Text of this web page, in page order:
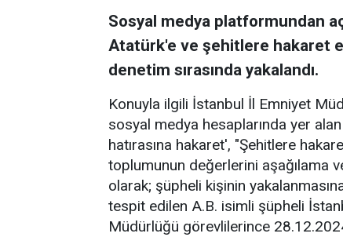
Sosyal medya platformundan
Atatürk'e ve şehitlere hakaret
denetim sırasında yakalandı.
Konuyla ilgili İstanbul İl Emniyet
sosyal medya hesaplarında yer
hatırasına hakaret', "Şehitlere
toplumunun değerlerini aşağılama
olarak; şüpheli kişinin
tespit edilen A.B. isimli şüpheli
Müdürlüğü görevlilerince